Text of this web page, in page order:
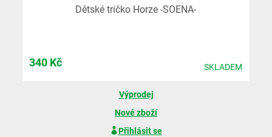
Dětské tričko Horze -SOENA-
340 Kč SKLADEM
Výprodej
Nové zboží
Přihlásit se